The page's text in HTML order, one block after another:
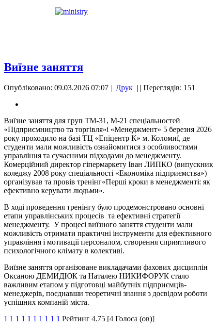
Виїзне заняття
Опубліковано: 09.03.2026 07:07 | Друк | | Переглядів: 151
Виїзне заняття для груп ТМ-31, М-21 спеціальностей
«Підприємництво та торгівля»і «Менеджмент» 5 березня 2026
року проходило на базі ТЦ «Епіцентр К» м. Коломиї, де
студенти мали можливість ознайомитися з особливостями
управління та сучасними підходами до менеджменту.
Комерційний директор гіпермаркету Іван ЛИПКО (випускник
коледжу 2008 року спеціальності «Економіка підприємства»)
організував та провів тренінг«Перші кроки в менеджменті: як
ефективно керувати людьми».
В ході проведення тренінгу було продемонстровано основні
етапи управлінських процесів та ефективні стратегії
менеджменту. У процесі виїзного заняття студенти мали
можливість отримати практичні інструменти для ефективного
управління і мотивації персоналом, створення сприятливого
психологічного клімату в колективі.
Виїзне заняття організоване викладачами фахових дисциплін
Оксаною ДЕМИДЮК та Наталею НИКИФОРУК стало
важливим етапом у підготовці майбутніх підприємців-
менеджерів, поєднавши теоретичні знання з досвідом роботи
успішних компаній міста.
1 1 1 1 1 1 1 1 1 1 Рейтинг 4.75 [4 Голоса (ов)]